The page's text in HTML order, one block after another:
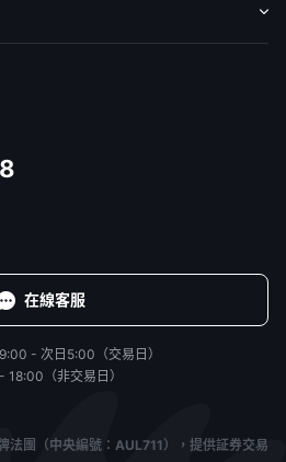
在線客服
- 次日5:00（交易日）
（非交易日）
法團（中央編號：AUL711），提供証券交易